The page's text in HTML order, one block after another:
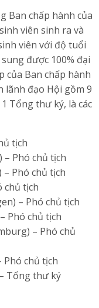
Ban chấp hành của
viên sinh ra và
viên với độ tuổi
được 100% đại
của Ban chấp hành
lãnh đạo Hội gồm 9
Tổng thư ký, là các
tịch
Phó chủ tịch
Phó chủ tịch
tịch
– Phó chủ tịch
chủ tịch
– Phó chủ
chủ tịch
Tổng thư ký